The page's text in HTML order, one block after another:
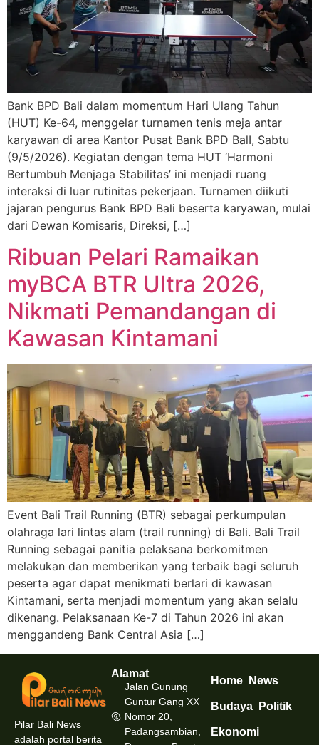
Bank BPD Bali dalam momentum Hari Ulang Tahun
(HUT) Ke-64, menggelar turnamen tenis meja antar
karyawan di area Kantor Pusat Bank BPD BalI, Sabtu
(9/5/2026). Kegiatan dengan tema HUT ‘Harmoni
Bertumbuh Menjaga Stabilitas’ ini menjadi ruang
interaksi di luar rutinitas pekerjaan. Turnamen diikuti
jajaran pengurus Bank BPD Bali beserta karyawan, mulai
dari Dewan Komisaris, Direksi, […]
Ribuan Pelari Ramaikan
myBCA BTR Ultra 2026,
Nikmati Pemandangan di
Kawasan Kintamani
Event Bali Trail Running (BTR) sebagai perkumpulan
olahraga lari lintas alam (trail running) di Bali. Bali Trail
Running sebagai panitia pelaksana berkomitmen
melakukan dan memberikan yang terbaik bagi seluruh
peserta agar dapat menikmati berlari di kawasan
Kintamani, serta menjadi momentum yang akan selalu
dikenang. Pelaksanaan Ke-7 di Tahun 2026 ini akan
menggandeng Bank Central Asia […]
Pilar Bali News
adalah portal berita
Alamat
Jalan Gunung
Guntur Gang XX
Nomor 20,
Padangsambian,
Home News
Budaya Politik
Ekonomi